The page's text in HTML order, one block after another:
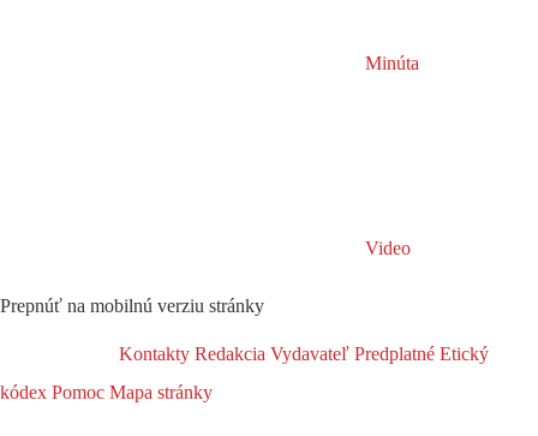
Minúta
Video
Prepnúť na mobilnú verziu stránky
Kontakty Redakcia Vydavateľ Predplatné Etický
kódex Pomoc Mapa stránky